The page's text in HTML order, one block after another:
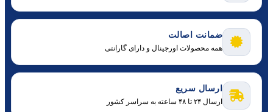
ضمانت اصالت
همه محصولات اورجینال و دارای گارانتی
ارسال سریع
ارسال ۲۴ تا ۴۸ ساعته به سراسر کشور